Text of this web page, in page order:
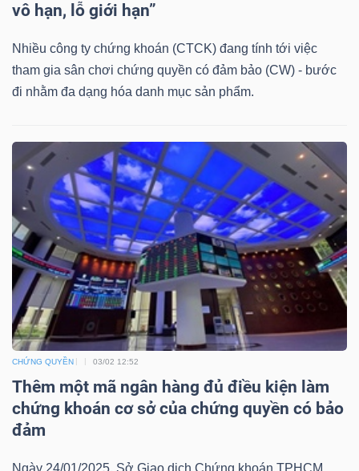
vô hạn, lỗ giới hạn”
Nhiều công ty chứng khoán (CTCK) đang tính tới việc
tham gia sân chơi chứng quyền có đảm bảo (CW) - bước
đi nhằm đa dạng hóa danh mục sản phẩm.
CHỨNG QUYỀN 03/02 12:52
Thêm một mã ngân hàng đủ điều kiện làm
chứng khoán cơ sở của chứng quyền có bảo
đảm
Ngày 24/01/2025, Sở Giao dịch Chứng khoán TPHCM
Tất cả Người nội bộ
Tin
tức
Bài
viết
của
tác
giả
(-)
Báo
cáo
phân
tích
(-)